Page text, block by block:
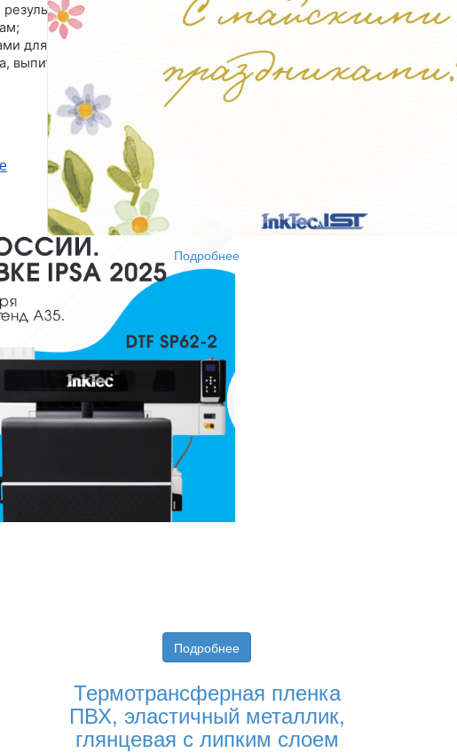
печати;
для UV-DTF, DTF и широкоформатной печати;
выпить хорошего кофе:)
Подробнее
Подробнее
Термотрансферная пленка
ПВХ, эластичный металлик,
глянцевая с липким слоем